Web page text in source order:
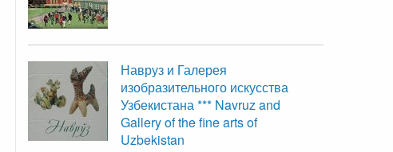
Навруз и Галерея
изобразительного искусства
Узбекистана *** Navruz and
Gallery of the fine arts of
Uzbekistan